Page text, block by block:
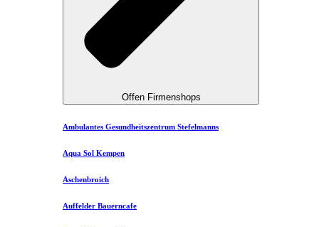
Offen Firmenshops
Ambulantes Gesundheitszentrum Stefelmanns
Aqua Sol Kempen
Aschenbroich
Auffelder Bauerncafe